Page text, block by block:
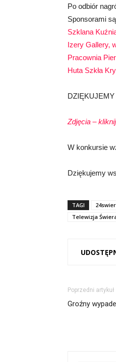
Po odbiór
Sponsorami
Szklana
Izery Gallery,
Pracownia
Huta Szkła
Zdjęcia – kliknij
W konkursie
Dziękujemy
TAGI
Telewizja
Poprzedni artykuł
Groźny